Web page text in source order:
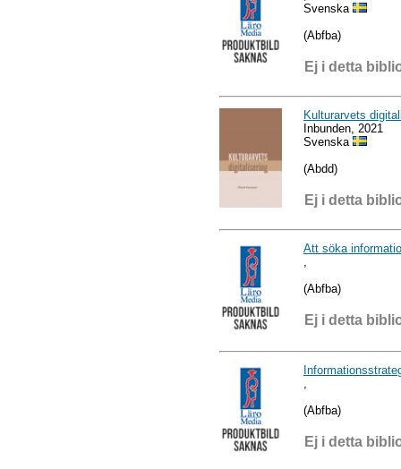
Svenska
(Abfba)
Ej i detta
Kulturarvets
Inbunden, 2021
Svenska
(Abdd)
Ej i detta
Att söka
(Abfba)
Ej i detta
(Abfba)
Ej i detta